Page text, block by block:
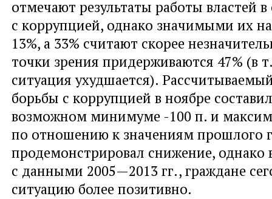
отмечают результаты работы властей
с коррупцией, однако значимыми их
13%, а 33% считают скорее
точки зрения придерживаются 47% (в
ситуация ухудшается).
борьбы с коррупцией в ноябре
возможном минимуме -100 п. и
по отношению к значениям прошлого
продемонстрировал снижение, однако
с данными 2005—2013 гг., граждане
ситуацию более позитивно.